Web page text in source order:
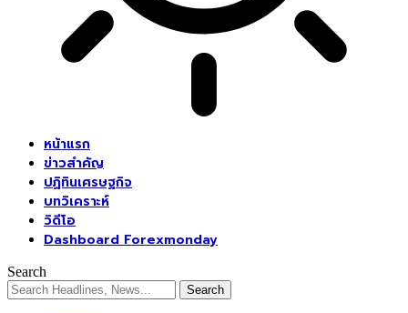
หน้าแรก
ข่าวสำคัญ
ปฏิทินเศรษฐกิจ
บทวิเคราะห์
วิดีโอ
Dashboard Forexmonday
Search